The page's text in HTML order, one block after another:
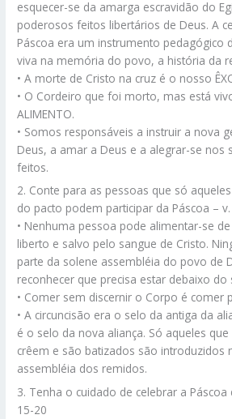
esquecer-se da amarga escravidão do
poderosos feitos libertários de Deus. A
Páscoa era um instrumento pedagógico
viva na memória do povo, a história da
• A morte de Cristo na cruz é o nosso
• O Cordeiro que foi morto, mas está
ALIMENTO.
• Somos responsáveis a instruir a nova
Deus, a amar a Deus e a alegrar-se nos
feitos.
2. Conte para as pessoas que só
do pacto podem participar da Páscoa –
• Nenhuma pessoa pode alimentar-se
liberto e salvo pelo sangue de Cristo.
parte da solene assembléia do povo de
reconhecer que precisa estar debaixo
• Comer sem discernir o Corpo é comer
• A circuncisão era o selo da antiga da
é o selo da nova aliança. Só aqueles
crêem e são batizados são introduzidos
assembléia dos remidos.
3. Tenha o cuidado de celebrar a
15-20